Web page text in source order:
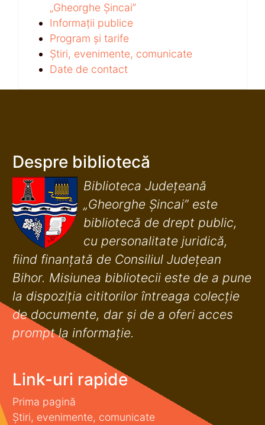
„Gheorghe Șincai”
Informații publice
Program și tarife
Știri, evenimente, comunicate
Date de contact
Despre bibliotecă
Biblioteca Județeană
„Gheorghe Șincai” este
bibliotecă de drept public,
cu personalitate juridică,
fiind finanţată de Consiliul Judeţean
Bihor. Misiunea bibliotecii este de a pune
la dispoziţia cititorilor întreaga colecţie
de documente, dar şi de a oferi acces
prompt la informaţie.
Link-uri rapide
Prima pagină
Știri, evenimente, comunicate